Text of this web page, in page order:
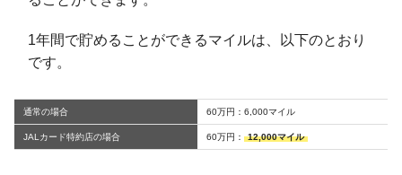
1年間で貯めることができるマイルは、以下のとおり
です。
通常の場合 60万円：6,000マイル
JALカード特約店の場合 60万円： 12,000マイル